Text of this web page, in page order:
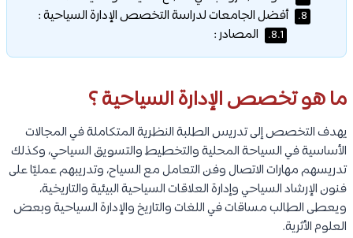
8. أفضل الجامعات لدراسة التخصص الإدارة السياحية :
8.1. المصادر :
ما هو تخصص الإدارة السياحية ؟
يهدف التخصص إلى تدريس الطلبة النظرية المتكاملة في المجالات
الأساسية في السياحة المحلية والتخطيط والتسويق السياحي، وكذلك
تدريسهم مهارات الاتصال وفن التعامل مع السياح، وتدريبهم عمليًا على
فنون الإرشاد السياحي وإدارة العلاقات السياحية البيئية والتاريخية،
ويعطى الطالب مساقات في اللغات والتاريخ والإدارة السياحية وبعض
العلوم الأثرية.